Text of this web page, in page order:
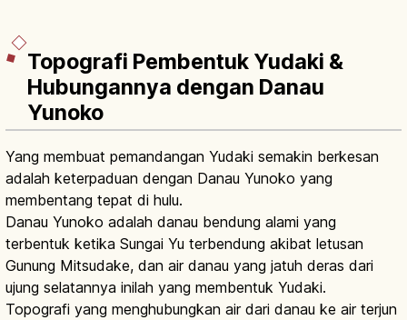
Topografi Pembentuk Yudaki &
Hubungannya dengan Danau
Yunoko
Yang membuat pemandangan Yudaki semakin berkesan
adalah keterpaduan dengan Danau Yunoko yang
membentang tepat di hulu.
Danau Yunoko adalah danau bendung alami yang
terbentuk ketika Sungai Yu terbendung akibat letusan
Gunung Mitsudake, dan air danau yang jatuh deras dari
ujung selatannya inilah yang membentuk Yudaki.
Topografi yang menghubungkan air dari danau ke air terjun